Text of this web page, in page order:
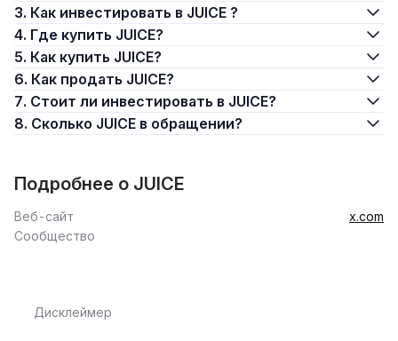
3. Как инвестировать в JUICE ?
4. Где купить JUICE?
5. Как купить JUICE?
6. Как продать JUICE?
7. Стоит ли инвестировать в JUICE?
8. Сколько JUICE в обращении?
Подробнее о JUICE
Веб-сайт
x.com
Сообщество
Дисклеймер